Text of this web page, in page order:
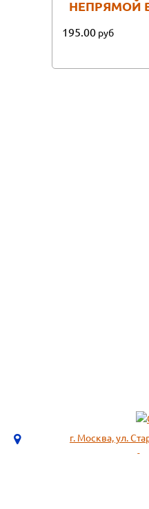
НЕПРЯМОЙ
195.00 руб
г. Москва, ул.